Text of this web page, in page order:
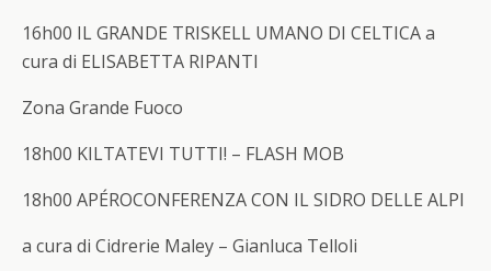
16h00 IL GRANDE TRISKELL UMANO DI CELTICAa
cura di ELISABETTA RIPANTI
Zona Grande Fuoco
18h00 KILTATEVI TUTTI! – FLASH MOB
18h00 APÉROCONFERENZA CON IL SIDRO DELLE ALPI
a cura di Cidrerie Maley – Gianluca Telloli